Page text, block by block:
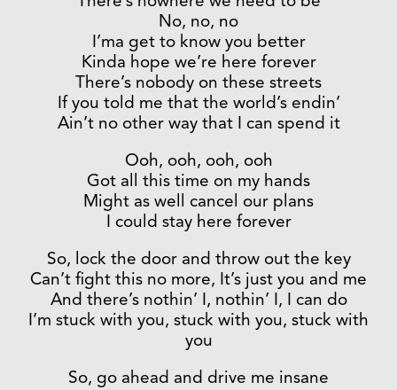
No, no, no
I’ma get to know you better
Kinda hope we’re here forever
There’s nobody on these streets
If you told me that the world’s endin’
Ain’t no other way that I can spend it
Ooh, ooh, ooh, ooh
Got all this time on my hands
Might as well cancel our plans
I could stay here forever
So, lock the door and throw out the key
Can’t fight this no more, It’s just you and me
And there’s nothin’ I, nothin’ I, I can do
I’m stuck with you, stuck with you, stuck with
you
So, go ahead and drive me insane